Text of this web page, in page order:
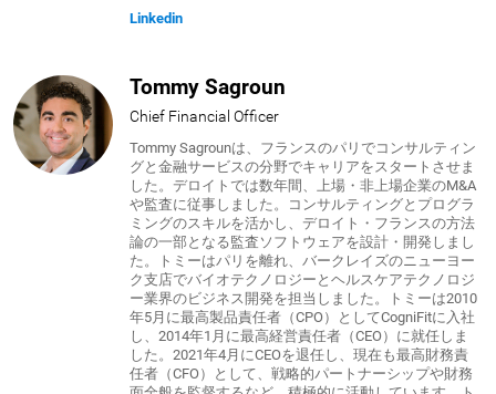
Linkedin
Tommy Sagroun
Chief Financial Officer
Tommy Sagrounは、フランスのパリでコンサルティン
グと金融サービスの分野でキャリアをスタートさせま
した。デロイトでは数年間、上場・非上場企業のM&A
や監査に従事しました。コンサルティングとプログラ
ミングのスキルを活かし、デロイト・フランスの方法
論の一部となる監査ソフトウェアを設計・開発しまし
た。トミーはパリを離れ、バークレイズのニューヨー
ク支店でバイオテクノロジーとヘルスケアテクノロジ
ー業界のビジネス開発を担当しました。トミーは2010
年5月に最高製品責任者（CPO）としてCogniFitに入社
し、2014年1月に最高経営責任者（CEO）に就任しま
した。2021年4月にCEOを退任し、現在も最高財務責
任者（CFO）として、戦略的パートナーシップや財務